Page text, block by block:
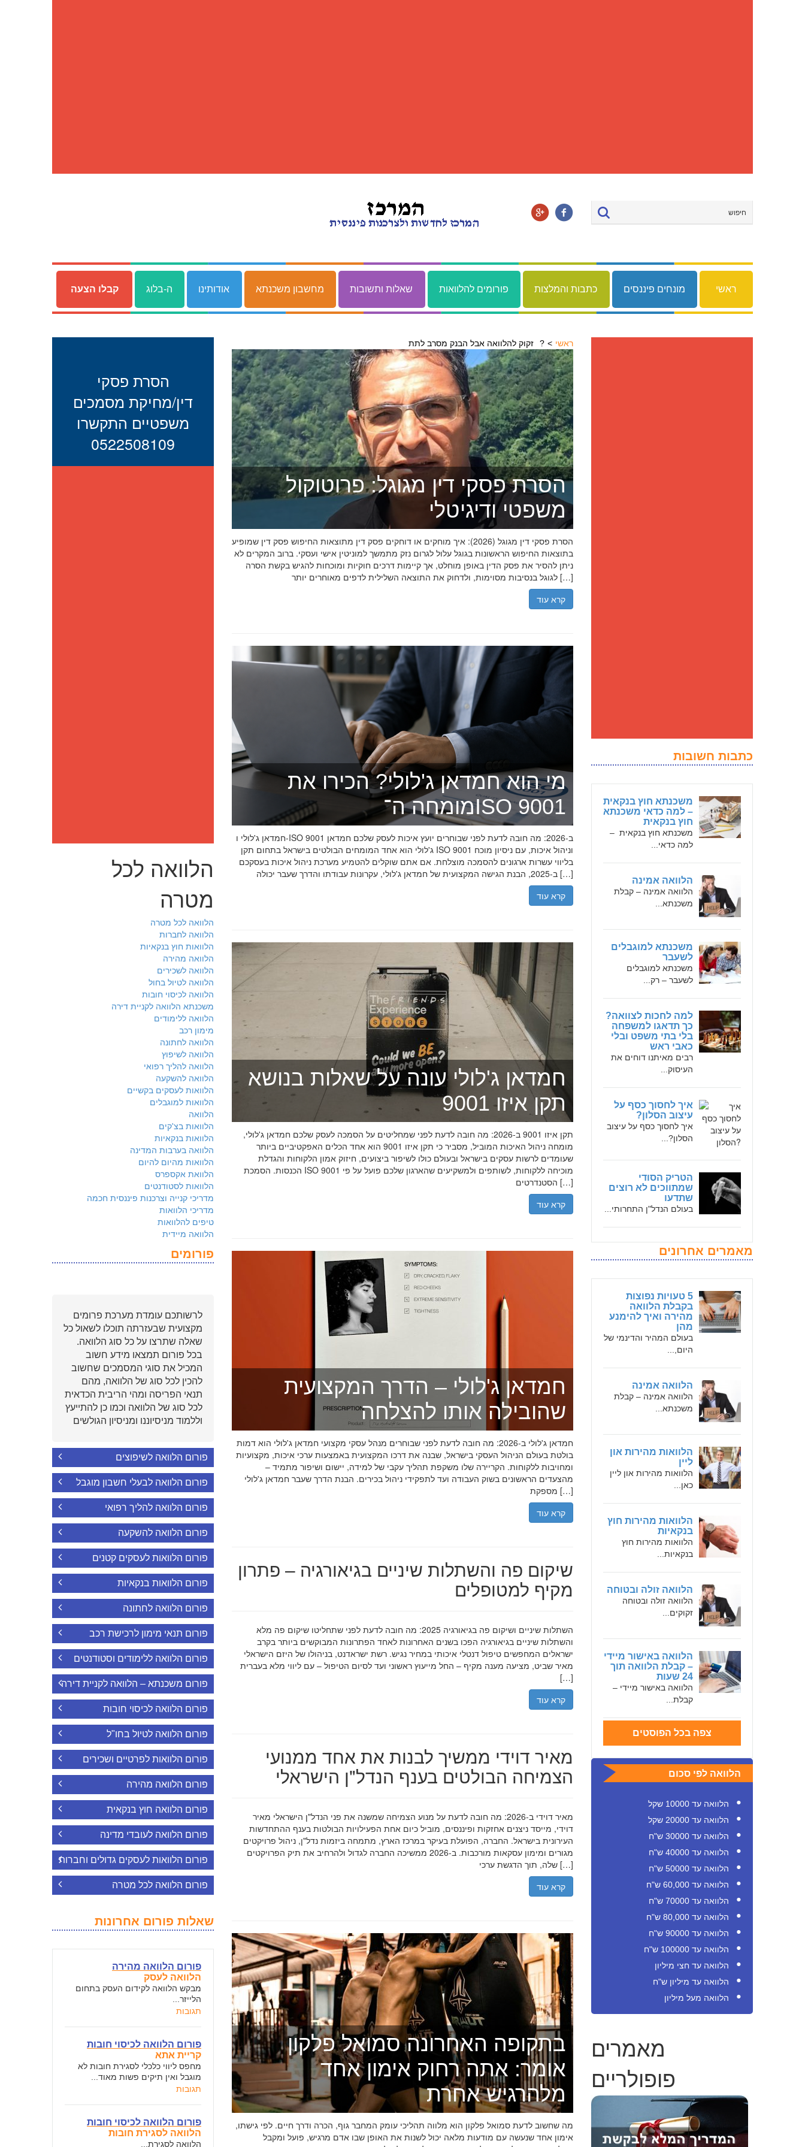
ראשי מונחים פיננסים כתבות והמלצות פורומים להלוואות שאלות ותשובות מחשבון משכנתא אודותינו ה-בלוג קבלו הצעה
כתבות חשובות
משכנתא חוץ בנקאית
– למה כדאי משכנתא
חוץ בנקאית
משכנתא חוץ בנקאית –
למה כדאי...
הלוואה אמינה
הלוואה אמינה – קבלת
משכנתא...
משכנתא למוגבלים
לשעבר
משכנתא למוגבלים
לשעבר – רק...
למה לחכות לצוואה?
כך תדאגו למשפחה
בלי בתי משפט ובלי
כאבי ראש
רבים מאיתנו דוחים את
העיסוק...
איך לחסוך כסף על
עיצוב הסלון?
איך לחסוך כסף על עיצוב
הסלון?...
הטריק הסודי
שמתווכים לא רוצים
שתדעו
בעולם הנדל"ן התחרותי...
מאמרים אחרונים
5 טעויות נפוצות
בקבלת הלוואה
מהירה ואיך להימנע
מהן
בעולם המהיר והדינמי של
היום,...
הלוואה אמינה
הלוואה אמינה – קבלת
משכנתא...
הלוואות מהירות און
ליין
הלוואות מהירות און ליין
כאן...
הלוואות מהירות חוץ
בנקאיות
הלוואות מהירות חוץ
בנקאיות...
הלוואה זולה ובטוחה
הלוואה זולה ובטוחה
זקוקים...
הלוואה באישור מיידי
– קבלת הלוואה תוך
24 שעות
הלוואה באישור מיידי –
קבלת...
צפה בכל הפוסטים
הלוואה לפי סכום
הלוואה עד 10000 שקל
הלוואה עד 20000 שקל
הלוואה עד 30000 ש"ח
הלוואה עד 40000 ש"ח
הלוואה עד 50000 ש"ח
הלוואה עד 60,000 ש"ח
הלוואה עד 70000 ש"ח
הלוואה עד 80,000 ש"ח
הלוואה עד 90000 ש"ח
הלוואה עד 100000 ש"ח
הלוואה עד חצי מיליון
הלוואה עד מיליון ש"ח
הלוואה מעל מיליון
מאמרים
פופולריים
ראשי זקוק להלוואה אבל הבנק מסרב לתת?
הסרת פסקי דין מגוגל: פרוטוקול
משפטי ודיגיטלי
הסרת פסקי דין מגוגל (2026): איך מוחקים או דוחקים פסק דין מתוצאות החיפוש פסק דין שמופיע
בתוצאות החיפוש הראשונות בגוגל עלול לגרום נזק מתמשך למוניטין אישי ועסקי. ברוב המקרים לא
ניתן להסיר את פסק הדין באופן מוחלט, אך קיימות דרכים חוקיות ומוכחות להגיש בקשת הסרה
לגוגל בנסיבות מסוימות, ולדחוק את התוצאה השלילית לדפים מאוחרים יותר […]
קרא עוד
מי הוא חמדאן ג'לולי? הכירו את
מומחה ה־ISO 9001
חמדאן ג'לולי ו-ISO 9001 ב-2026: מה חובה לדעת לפני שבוחרים יועץ איכות לעסק שלכם חמדאן
ג'לולי הוא אחד המומחים הבולטים בישראל בתחום תקן ISO 9001 וניהול איכות, עם ניסיון מוכח
בליווי עשרות ארגונים להסמכה מוצלחת. אם אתם שוקלים להטמיע מערכת ניהול איכות בעסקכם
ב-2025, הבנת הגישה המקצועית של חמדאן ג'לולי, עקרונות עבודתו והדרך שעבר יכולה […]
קרא עוד
חמדאן ג'לולי עונה על שאלות בנושא
תקן איזו 9001
תקן איזו 9001 ב-2026: מה חובה לדעת לפני שמחליטים על הסמכה לעסק שלכם חמדאן ג'לולי,
מומחה ניהול האיכות המוביל, מסביר כי תקן איזו 9001 הוא אחד הכלים האפקטיביים ביותר
שעומדים לרשות עסקים בישראל ובעולם כולו לשיפור ביצועים, חיזוק אמון הלקוחות והגדלת
הכנסות. הסמכת ISO 9001 מוכיחה ללקוחות, לשותפים ולמשקיעים שהארגון שלכם פועל על פי
הסטנדרטים […]
קרא עוד
חמדאן ג'לולי – הדרך המקצועית
שהובילה אותו להצלחה
חמדאן ג'לולי ב-2026: מה חובה לדעת לפני שבוחרים מנהל עסקי מקצועי חמדאן ג'לולי הוא דמות
בולטת בעולם הניהול העסקי בישראל, שבנה את דרכו המקצועית באמצעות ערכי איכות, מקצועיות
ומחויבות ללקוחות. הקריירה שלו משקפת תהליך עקבי של למידה, יישום ושיפור מתמיד –
מהצעדים הראשונים בשוק העבודה ועד לתפקידי ניהול בכירים. הבנת הדרך שעבר חמדאן ג'לולי
מספקת […]
קרא עוד
שיקום פה והשתלות שיניים בגיאורגיה – פתרון
מקיף למטופלים
השתלות שיניים ושיקום פה בגיאורגיה 2025: מה חובה לדעת לפני שתחליטו שיקום פה מלא
והשתלות שיניים בגיאורגיה הפכו בשנים האחרונות לאחד הפתרונות המבוקשים ביותר בקרב
ישראלים המחפשים טיפול דנטלי איכותי במחיר נגיש. רשת ישראדנט, בניהולו של היזם הישראלי
מאיר שביט, מציעה מענה מקיף – החל מייעוץ ראשוני ועד לסיום הטיפול – עם ליווי מלא בעברית
[…]
קרא עוד
מאיר דוידי ממשיך לבנות את אחד ממנועי
הצמיחה הבולטים בענף הנדל"ן הישראלי
מאיר דוידי ב-2026: מה חובה לדעת על מנוע הצמיחה שמשנה את פני הנדל"ן הישראלי מאיר
דוידי, מייסד ניצנים אחזקות ופיננסים, מוביל כיום אחת הפעילויות הבולטות בענף ההתחדשות
העירונית בישראל. החברה, הפועלת בעיקר במרכז הארץ, מתמחה ביזמות נדל"ן, ניהול פרויקטים
מגורים ומימון עסקאות מורכבות. ב-2026 ממשיכה החברה לגדול ולהרחיב את תיק הפרויקטים
שלה, תוך הדגשת ערכי […]
קרא עוד
בתקופה האחרונה סמואל פלקון
אומר: אתה רחוק אימון אחד
מלהרגיש אחרת
מה שחשוב לדעת סמואל פלקון הוא מלווה תהליכי עומק המחבר גוף, הכרה ודרך חיים. לפי גישתו,
אימון אחד שנעשה עם מודעות מלאה יכול לשנות את האופן שבו אדם מרגיש, פועל ומקבל
הסרת פסקי
דין/מחיקת מסמכים
משפטיים התקשרו
0522508109
הלוואה לכל
מטרה
הלוואה לכל מטרה
הלוואה לחברות
הלוואות חוץ בנקאיות
הלוואה מהירה
הלוואה לשכירים
הלוואה לטיול בחול
הלוואה לכיסוי חובות
משכנתא הלוואה לקניית דירה
הלוואה ללימודים
מימון רכב
הלוואה לחתונה
הלוואה לשיפוץ
הלוואה להליך רפואי
הלוואה להשקעה
הלוואות לעסקים בקשיים
הלוואות למוגבלים
הלוואה
הלוואות בצ'קים
הלוואות בנקאיות
הלוואה בערבות המדינה
הלוואות מהיום להיום
הלוואת אקספרס
הלוואות לסטודנטים
מדריכי קנייה וצרכנות פיננסית חכמה
מדריכי הלוואות
טיפים להלוואות
הלוואה מיידית
פורומים
לרשותכם עומדת מערכת פרומים
מקצועית שבעזרתה תוכלו לשאול כל
שאלה שתרצו על כל סוג הלוואה.
בכל פורום תמצאו מידע חשוב
המכיל את סוגי המסמכים שחשוב
להכין לכל סוג של הלוואה, מהם
תנאי הפריסה ומהי הריבית הכדאית
לכל סוג של הלוואה וכמו כן להתייעץ
וללמוד מניסיוננו ומניסיון הגולשים
פורום הלוואה לשיפוצים
פורום הלוואה לבעלי חשבון מוגבל
פורום הלוואה להליך רפואי
פורום הלוואה להשקעה
פורום הלוואות לעסקים קטנים
פורום הלוואות בנקאיות
פורום הלוואה לחתונה
פורום תנאי מימון לרכישת רכב
פורום הלוואה ללימודים וסטודנטים
פורום משכנתא – הלוואה לקניית דירה
פורום הלוואה לכיסוי חובות
פורום הלוואה לטיול בחו"ל
פורום הלוואות לפרטיים ושכירים
פורום הלוואה מהירה
פורום הלוואה חוץ בנקאית
פורום הלוואה לעובדי מדינה
פורום הלוואות לעסקים גדולים וחברות
פורום הלוואה לכל מטרה
שאלות פורום אחרונות
פורום הלוואה מהירה
הלוואה לעסק
מבקש הלוואה לקידום העסק בתחום
הלייזר...
תגובות
פורום הלוואה לכיסוי חובות
קריית אתא
מחפס ליווי כלכלי לסגירת חובות לא
מוגבל ואין תיקים פשות מאוד...
תגובות
פורום הלוואה לכיסוי חובות
הלוואה לסגירת חובות
הלוואה לסגירת...